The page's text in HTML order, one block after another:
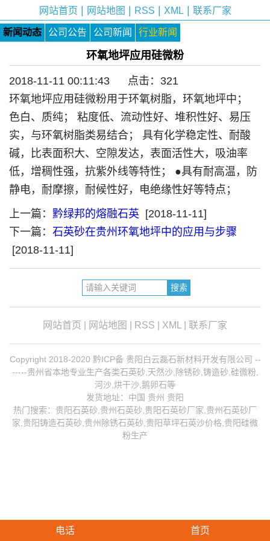
网站首页 网站地图 RSS XML| 联系厂家
新闻动态 公司公告 公司新闻 行业新闻
环氧地坪应用硅微粉
2018-11-11 00:11:43 点击： 321
环氧地坪应用硅微粉用于环氧树脂，环氧地坪中；
色白、质纯； 粘度低、流动性好、堆积性好、易压
实，与环氧树脂类易结合； 具有化学稳定性、耐酸
碱，比表面积大、空隙发达，表面活性大，吸油率
低，增稠性强，抗紫外线等特性； ●具有耐高温，防
静电，耐摩擦，耐候性好，电绝缘性好等特点；
上一篇： 黔绿邦的熔融石英
[2018-11-11]
下一篇： 石英砂在贵州环氧地坪中的应用与步骤
[2018-11-11]
网站首页 网站地图 RSS XML 联系厂家
Copyright 2018-2020 黔ICP备 贵阳白云磊石新材料开发有限公司 --
-----贵州省本地专业生产各类石英砂,天然沙,除锈砂,铸造砂,硅微粉,
河沙,烘干沙,鹅卵石等
发货地址：中国 贵州 贵阳
热门搜索： 贵阳石英砂 ,贵州石英砂,贵阳石英砂厂家, 贵州石英砂厂
家 贵阳铸造石英砂 贵州除锈石英砂 ,贵阳草坪石英沙价格,贵阳硅微
粉生产
电话 首页